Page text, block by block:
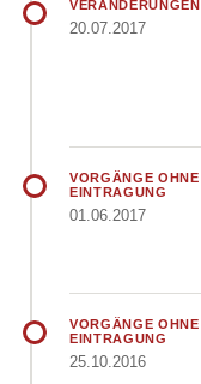
VERÄNDERUNGEN
20.07.2017
VORGÄNGE OHNE
EINTRAGUNG
01.06.2017
VORGÄNGE OHNE
EINTRAGUNG
25.10.2016